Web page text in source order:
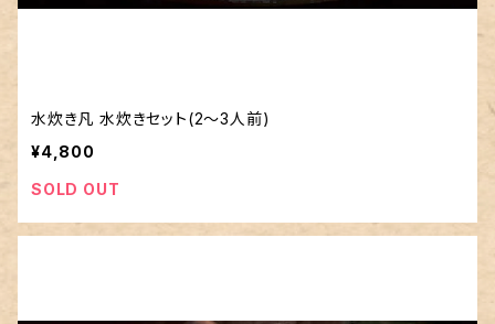
水炊き凡 水炊きセット(2〜3人前)
¥4,800
SOLD OUT